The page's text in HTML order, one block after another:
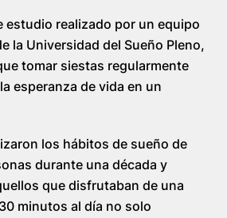
estudio realizado por un equipo
la Universidad del Sueño Pleno,
tomar siestas regularmente
esperanza de vida en un
los hábitos de sueño de
durante una década y
que disfrutaban de una
minutos al día no solo